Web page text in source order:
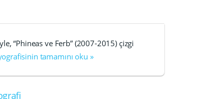
“Phineas ve Ferb” (2007-2015) çizgi
tamamını oku »